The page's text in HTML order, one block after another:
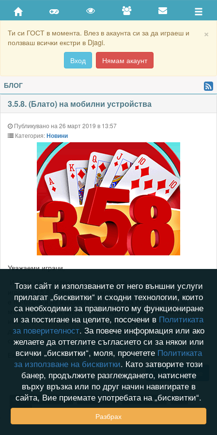
×
Ти си ГОСТ в момента. Влез в акаунта си за да играеш и
ползваш всички екстри в Djagi.
Вход
Нямам акаунт
БЛОГ
3.5.8. (Блато) на мобилни устройства
Публикувано на 26 март 2019 в 13:57
Категория:Новини
Уважаеми играчи,
Имаме удоволствието да обявим, че от днес можете да
играете 3.5.8. (Блато) от мобилни устройства! Новата версия
е по-бърза и не изисква Flash player на браузъра Ви! За
момента старата версия също ще може да се играе и ако
имате проблем, просто можете да презаредите страницата и
да стартирате нея. Молим Ви да докладвате проблеми, ако
срещнете такива, на Обратна връзка.
Екипът на djagi.com Ви пожелава приятна игра!
Прочети повече
мобилни устройства нова версия мобилна игра
3.5.8
Блато
Този сайт и използваните от него външни услуги
прилагат „бисквитки“ и сходни технологии, които
са необходими за правилното му функциониране
и за постигане на целите, посочени в Политиката
за поверителност. За повече информация или ако
желаете да оттеглите съгласието си за някои или
всички „бисквитки“, моля, прочетете Политиката
за използване на бисквитки. Като затворите този
банер, продължите разглеждането, натиснете
върху връзка или по друг начин навигирате в
сайта, Вие приемате употребата на „бисквитки“.
Разбрах